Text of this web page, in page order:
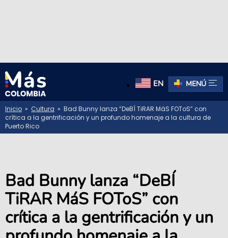
EN MENÚ
Inicio » Cultura » Bad Bunny lanza “DeBÍ TiRAR MáS FOToS” con
crítica a la gentrificación y un profundo homenaje a la cultura de
Puerto Rico
Bad Bunny lanza “DeBÍ
TiRAR MáS FOToS” con
crítica a la gentrificación y un